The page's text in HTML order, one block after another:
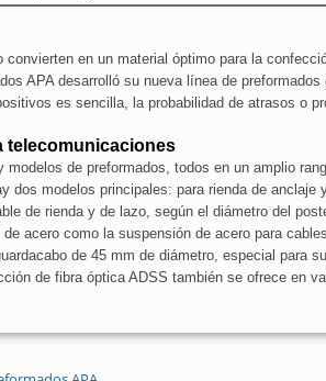
convierten en un material óptimo para la
APA desarrolló su nueva línea de
es sencilla, la probabilidad de atrasos o
telecomunicaciones
de preformados, todos en un amplio
dos modelos principales: para rienda de
de rienda y de lazo, según el diámetro del
acero como la suspensión de acero para
de 45 mm de diámetro, especial para
de fibra óptica ADSS también se ofrece en